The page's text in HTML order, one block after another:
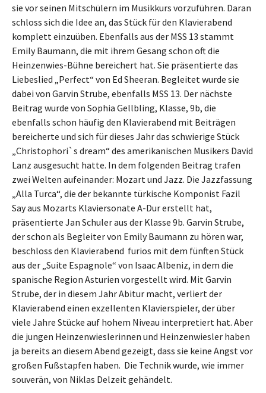
sie vor seinen Mitschülern im Musikkurs vorzuführen. Daran
schloss sich die Idee an, das Stück für den Klavierabend
komplett einzuüben. Ebenfalls aus der MSS 13 stammt
Emily Baumann, die mit ihrem Gesang schon oft die
Heinzenwies-Bühne bereichert hat. Sie präsentierte das
Liebeslied „Perfect“ von Ed Sheeran. Begleitet wurde sie
dabei von Garvin Strube, ebenfalls MSS 13. Der nächste
Beitrag wurde von Sophia Gellbling, Klasse, 9b, die
ebenfalls schon häufig den Klavierabend mit Beiträgen
bereicherte und sich für dieses Jahr das schwierige Stück
„Christophori`s dream“ des amerikanischen Musikers David
Lanz ausgesucht hatte. In dem folgenden Beitrag trafen
zwei Welten aufeinander: Mozart und Jazz. Die Jazzfassung
„Alla Turca“, die der bekannte türkische Komponist Fazil
Say aus Mozarts Klaviersonate A-Dur erstellt hat,
präsentierte Jan Schuler aus der Klasse 9b. Garvin Strube,
der schon als Begleiter von Emily Baumann zu hören war,
beschloss den Klavierabend furios mit dem fünften Stück
aus der „Suite Espagnole“ von Isaac Albeniz, in dem die
spanische Region Asturien vorgestellt wird. Mit Garvin
Strube, der in diesem Jahr Abitur macht, verliert der
Klavierabend einen exzellenten Klavierspieler, der über
viele Jahre Stücke auf hohem Niveau interpretiert hat. Aber
die jungen Heinzenwieslerinnen und Heinzenwiesler haben
ja bereits an diesem Abend gezeigt, dass sie keine Angst vor
großen Fußstapfen haben. Die Technik wurde, wie immer
souverän, von Niklas Delzeit gehändelt.